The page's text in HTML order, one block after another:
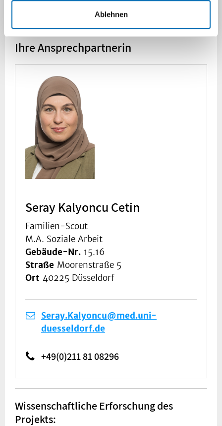
Ablehnen
nehmen möchten, wenden sich gerne an:
Ihre Ansprechpartnerin
Seray Kalyoncu Çetin
Familien-Scout
M.A. Soziale Arbeit
Gebäude-Nr. 15.16
Straße Moorenstraße 5
Ort 40225 Düsseldorf
Seray.Kalyoncu@med.uni-
duesseldorf.de
+49(0)211 81 08296
Wissenschaftliche Erforschung des
Projekts: